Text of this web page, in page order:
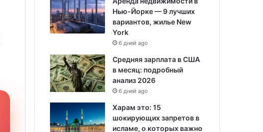
Нью-Йорке — 9 лучших
вариантов, жилье New
York
6 дней ago
Средняя зарплата в США
в месяц: подробный
анализ 2026
6 дней ago
Харам это: 15
шокирующих запретов в
исламе, о которых важно